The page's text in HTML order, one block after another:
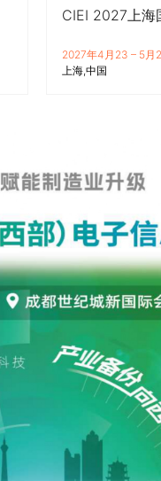
CIEI 2027上海
2027年4月23 – 5月
上海 中国